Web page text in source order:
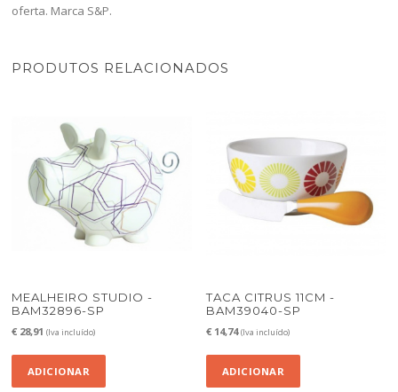
oferta. Marca S&P.
PRODUTOS RELACIONADOS
MEALHEIRO STUDIO -
BAM32896-SP
€ 28,91 (Iva incluído)
ADICIONAR
TACA CITRUS 11CM -
BAM39040-SP
€ 14,74 (Iva incluído)
ADICIONAR